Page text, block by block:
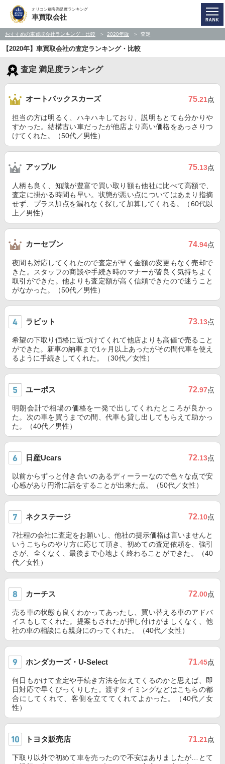
オリコン顧客満足度ランキング
車買取会社
おすすめの車買取会社ランキング・比較 2020年版 査定
【2020年】車買取会社の査定ランキング・比較
査定 満足度ランキング
オートバックスカーズ 75.21点
担当の方は明るく、ハキハキしており、説明もとても分かりや
すかった。結構古い車だったが他店より高い価格をあっさりつ
けてくれた。（50代／男性）
アップル 75.13点
人柄も良く、知識が豊富で買い取り額も他社に比べて高額で、
査定に掛かる時間も早い。状態が悪い点についてはあまり指摘
せず、プラス加点を漏れなく探して加算してくれる。（60代以
上／男性）
カーセブン 74.94点
夜間も対応してくれたので査定が早く金額の変更もなく売却で
きた。スタッフの商談や手続き時のマナーが皆良く気持ちよく
取引ができた。他よりも査定額が高く信頼できたので迷うこと
がなかった。（50代／男性）
ラビット 73.13点
希望の下取り価格に近づけてくれて他店よりも高値で売ること
ができた。新車の納車まで1ヶ月以上あったがその間代車を使え
るように手続きしてくれた。（30代／女性）
ユーポス 72.97点
明朗会計で相場の価格を一発で出してくれたところが良かっ
た。次の車を買うまでの間、代車も貸し出してもらえて助かっ
た。（40代／男性）
日産Ucars 72.13点
以前からずっと付き合いのあるディーラーなので色々な点で安
心感があり円滑に話をすることが出来た点。（50代／女性）
ネクステージ 72.10点
7社程の会社に査定をお願いし、他社の提示価格は言いませんと
いうこちらのやり方に応じて頂き、初めての査定依頼を、強引
さが、全くなく、最後まで心地よく終わることができた。（40
代／女性）
カーチス 72.00点
売る車の状態も良くわかってあったし、買い替える車のアドバ
イスもしてくれた。提案もされたが押し付けがましくなく、他
社の車の相談にも親身にのってくれた。（40代／女性）
ホンダカーズ・U-Select 71.45点
何日もかけて査定や手続き方法を伝えてくるのかと思えば、即
日対応で早くびっくりした。渡すタイミングなどはこちらの都
合にしてくれて、客側を立ててくれてよかった。（40代／女
性）
トヨタ販売店 71.21点
下取り以外で初めて車を売ったので不安はありましたが…とて